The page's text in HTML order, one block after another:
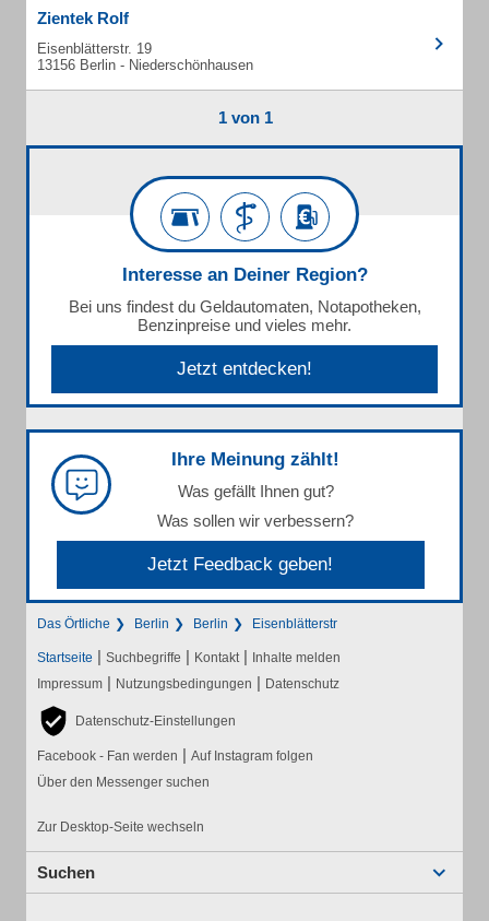
Zientek Rolf
Eisenblätterstr. 19
13156 Berlin - Niederschönhausen
1 von 1
Interesse an Deiner Region?
Bei uns findest du Geldautomaten, Notapotheken,
Benzinpreise und vieles mehr.
Jetzt entdecken!
Ihre Meinung zählt!
Was gefällt Ihnen gut?
Was sollen wir verbessern?
Jetzt Feedback geben!
Das Örtliche Berlin Berlin Eisenblätterstr
Startseite | Suchbegriffe | Kontakt | Inhalte melden
Impressum | Nutzungsbedingungen | Datenschutz
Datenschutz-Einstellungen
Facebook - Fan werden | Auf Instagram folgen
Über den Messenger suchen
Zur Desktop-Seite wechseln
Suchen